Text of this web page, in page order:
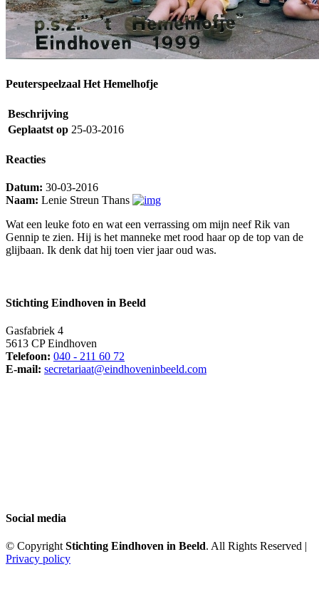
Peuterspeelzaal Het Hemelhofje
Beschrijving
Geplaatst op 25-03-2016
Reacties
Datum: 30-03-2016
Naam: Lenie Streun Thans
Wat een leuke foto en wat een verrassing om mijn neef Rik van
Gennip te zien. Hij is het manneke met rood haar op de top van de
glijbaan. Ik denk dat hij toen vier jaar oud was.
Stichting Eindhoven in Beeld
Gasfabriek 4
5613 CP Eindhoven
Telefoon: 040 - 211 60 72
E-mail: secretariaat@eindhoveninbeeld.com
Social media
© CopyrightStichting Eindhoven in Beeld. All Rights Reserved |
Privacy policy